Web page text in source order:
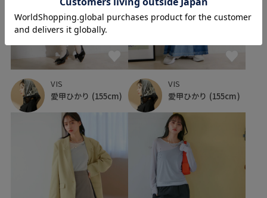
VIS
愛甲ひかり (155cm)
VIS
愛甲ひかり (155cm)